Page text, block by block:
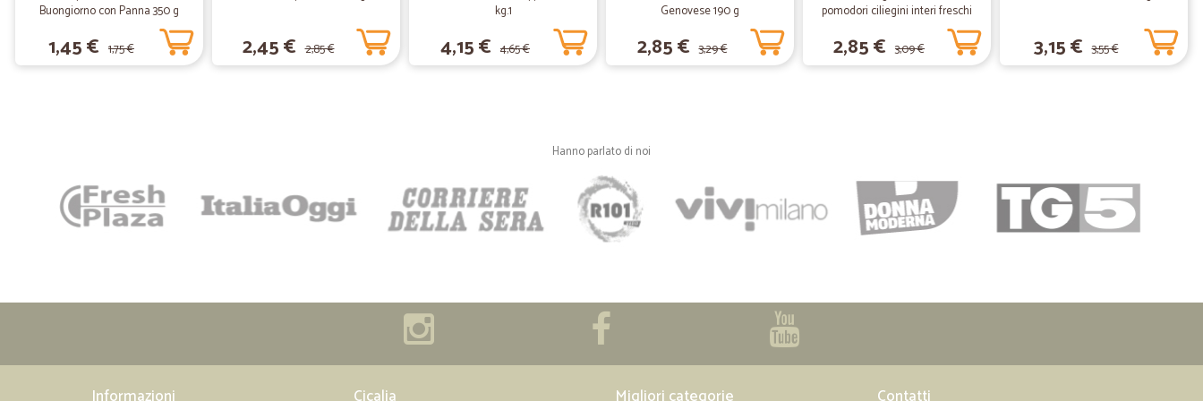
solo per accorciare i tempi di consegna, ma io gli ho fatto presente piu volte che non potevo
lasciare casa perchè stavo lavorando (lavoro in un centralino Amazon da casa) e per altro
ho un neonato che non potevo lasciare a nessuno. Lui insisteva che potevo venire in
macchina e mi avrebbe aiutata lui a caricare i pacchi. Ma scusa eh...a parte che non ho la
questo episodio il restp tutto bene, bella frutta e puntualissimo!
25/05/2020
— Alessandro P.
Massimo M.
Buongiorno con Panna 350 g
1,45 € 1,75 € 2,45 € 2,85 €
kg.1
4,15 € 4,65 €
Genovese 190 g
2,85 € 3,29 €
pomodori ciliegini interi freschi
2,85 € 3,09 € 3,15 € 3,55 €
Hanno parlato di noi